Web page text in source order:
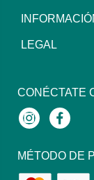
LEGAL
CONÉCTATE
InstagramFacebook
MÉTODO DE